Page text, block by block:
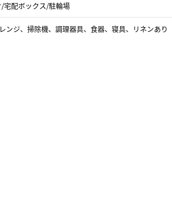
宅配ボックス/駐輪場
ンジ、掃除機、調理器具、食器、寝具、リネンあり